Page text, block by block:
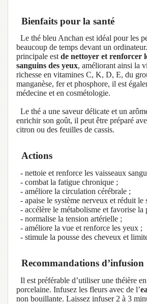
Bienfaits pour la santé
Le thé bleu Anchan est idéal pour les
beaucoup de temps devant un
principale est de nettoyer et renforcer
sanguins des yeux, améliorant ainsi la
richesse en vitamines C, K, D, E, du
manganèse, fer et phosphore, il est
médecine et en cosmétologie.
Le thé a une saveur délicate et un
enrichir son goût, il peut être préparé
citron ou des feuilles de cassis.
Actions
- nettoie et renforce les vaisseaux
- combat la fatigue chronique ;
- améliore la circulation cérébrale ;
- apaise le système nerveux et réduit le
- accélère le métabolisme et favorise la
- normalise la tension artérielle ;
- améliore la vue et renforce les yeux ;
- stimule la pousse des cheveux et
Recommandations d’infusion
Il est préférable d’utiliser une théière
porcelaine. Infusez les fleurs avec de l’
non bouillante. Laissez infuser 2 à 3